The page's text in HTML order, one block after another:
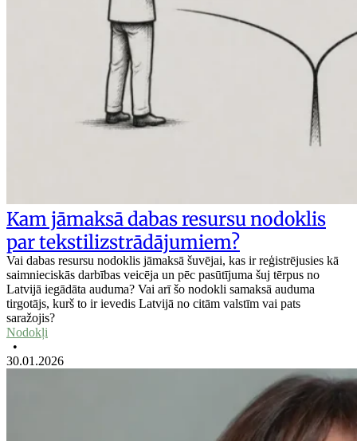
Kam jāmaksā dabas resursu nodoklis
par tekstilizstrādājumiem?
Vai dabas resursu nodoklis jāmaksā šuvējai, kas ir reģistrējusies kā
saimnieciskās darbības veicēja un pēc pasūtījuma šuj tērpus no
Latvijā iegādāta auduma? Vai arī šo nodokli samaksā auduma
tirgotājs, kurš to ir ievedis Latvijā no citām valstīm vai pats
saražojis?
Nodokļi
•
30.01.2026